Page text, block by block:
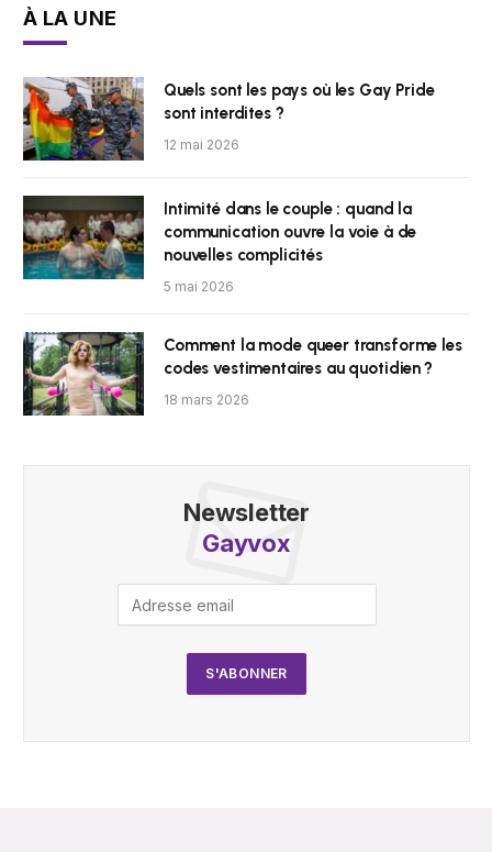
À LA UNE
Quels sont les pays où les Gay Pride
sont interdites ?
12 mai 2026
Intimité dans le couple : quand la
communication ouvre la voie à de
nouvelles complicités
5 mai 2026
Comment la mode queer transforme les
codes vestimentaires au quotidien ?
18 mars 2026
Newsletter
Gayvox